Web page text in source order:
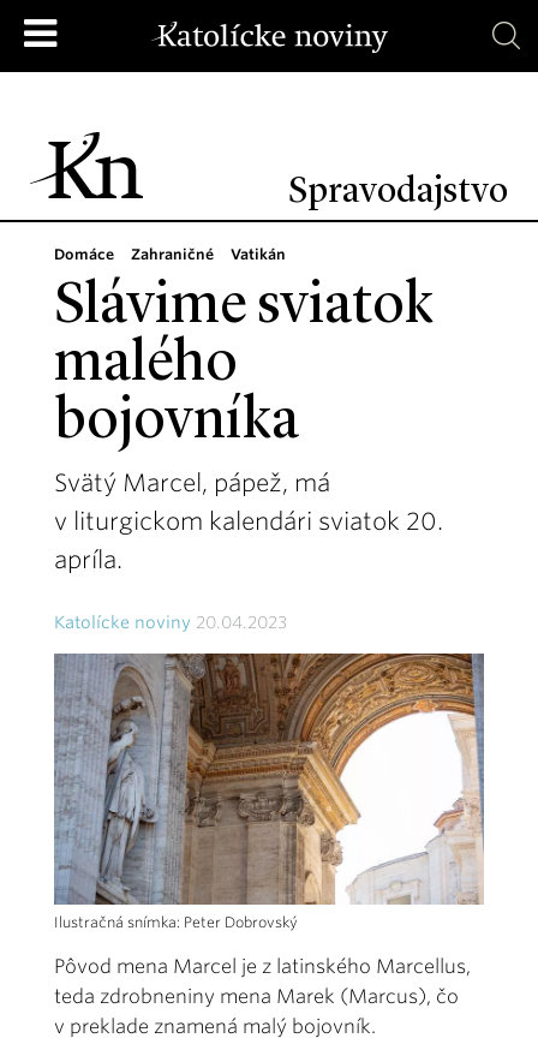
Spravodajstvo
Domáce Zahraničné Vatikán
Slávime sviatok
malého
bojovníka
Svätý Marcel, pápež, má
v liturgickom kalendári sviatok 20.
apríla.
Katolícke noviny 20.04.2023
Ilustračná snímka: Peter Dobrovský
Pôvod mena Marcel je z latinského Marcellus,
teda zdrobneniny mena Marek (Marcus), čo
v preklade znamená malý bojovník.